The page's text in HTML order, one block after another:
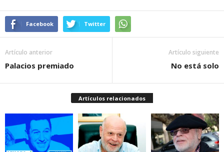
Facebook Twitter
Artículo anterior
Palacios premiado
Artículo siguiente
No está solo
Artículos relacionados